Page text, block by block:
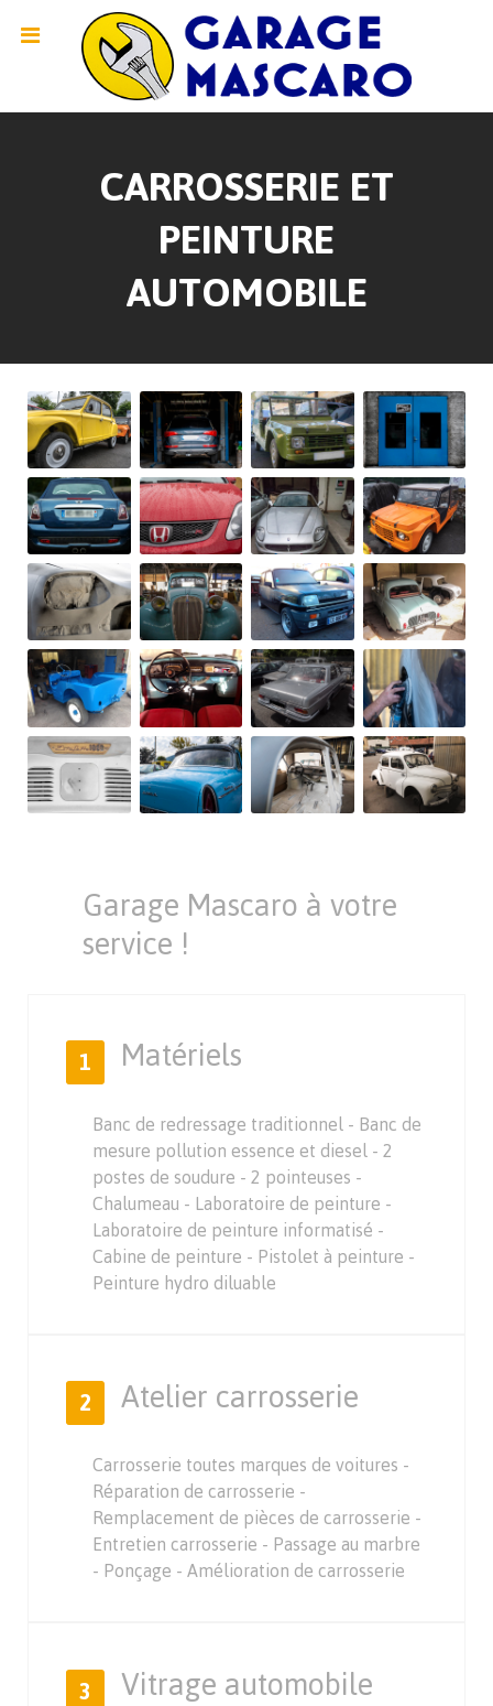
CARROSSERIE ET
PEINTURE
AUTOMOBILE
Garage Mascaro à votre
service !
1 Matériels
Banc de redressage traditionnel - Banc de
mesure pollution essence et diesel - 2
postes de soudure - 2 pointeuses -
Chalumeau - Laboratoire de peinture -
Laboratoire de peinture informatisé -
Cabine de peinture - Pistolet à peinture -
Peinture hydro diluable
2 Atelier carrosserie
Carrosserie toutes marques de voitures -
Réparation de carrosserie -
Remplacement de pièces de carrosserie -
Entretien carrosserie - Passage au marbre
- Ponçage - Amélioration de carrosserie
3 Vitrage automobile